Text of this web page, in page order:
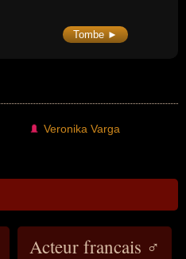
Tombe ►
Veronika Varga
Acteur francais ♂